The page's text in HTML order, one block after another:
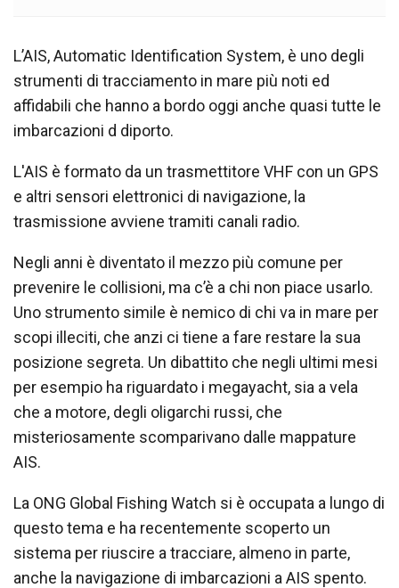
L’AIS, Automatic Identification System, è uno degli
strumenti di tracciamento in mare più noti ed
affidabili che hanno a bordo oggi anche quasi tutte le
imbarcazioni d diporto.
L'AIS è formato da un trasmettitore VHF con un GPS
e altri sensori elettronici di navigazione, la
trasmissione avviene tramiti canali radio.
Negli anni è diventato il mezzo più comune per
prevenire le collisioni, ma c’è a chi non piace usarlo.
Uno strumento simile è nemico di chi va in mare per
scopi illeciti, che anzi ci tiene a fare restare la sua
posizione segreta. Un dibattito che negli ultimi mesi
per esempio ha riguardato i megayacht, sia a vela
che a motore, degli oligarchi russi, che
misteriosamente scomparivano dalle mappature
AIS.
La ONG Global Fishing Watch si è occupata a lungo di
questo tema e ha recentemente scoperto un
sistema per riuscire a tracciare, almeno in parte,
anche la navigazione di imbarcazioni a AIS spento.